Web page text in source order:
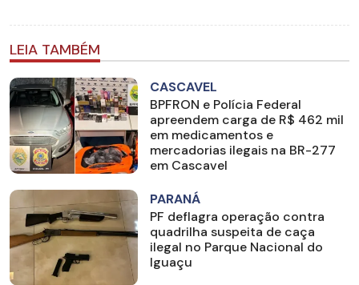
LEIA TAMBÉM
CASCAVEL
BPFRON e Polícia Federal
apreendem carga de R$ 462 mil
em medicamentos e
mercadorias ilegais na BR-277
em Cascavel
PARANÁ
PF deflagra operação contra
quadrilha suspeita de caça
ilegal no Parque Nacional do
Iguaçu